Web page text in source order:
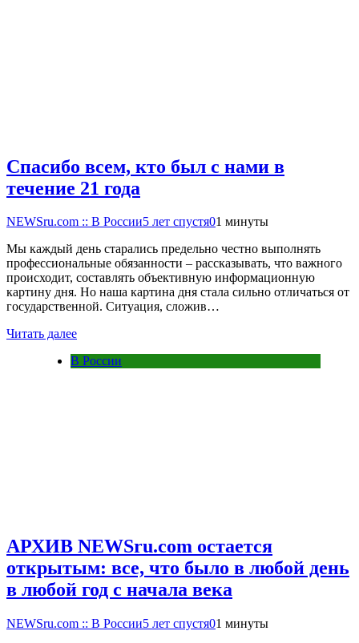
Спасибо всем, кто был с нами в
течение 21 года
NEWSru.com :: В России5 лет спустя01 минуты
Мы каждый день старались предельно честно выполнять
профессиональные обязанности – рассказывать, что важного
происходит, составлять объективную информационную
картину дня. Но наша картина дня стала сильно отличаться от
государственной. Ситуация, сложив…
Читать далее
В России
АРХИВ NEWSru.com остается
открытым: все, что было в любой день
в любой год с начала века
NEWSru.com :: В России5 лет спустя01 минуты